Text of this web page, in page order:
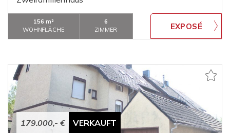
156 m²
WOHNFLÄCHE
6
ZIMMER
179.000,- € VERKAUFT